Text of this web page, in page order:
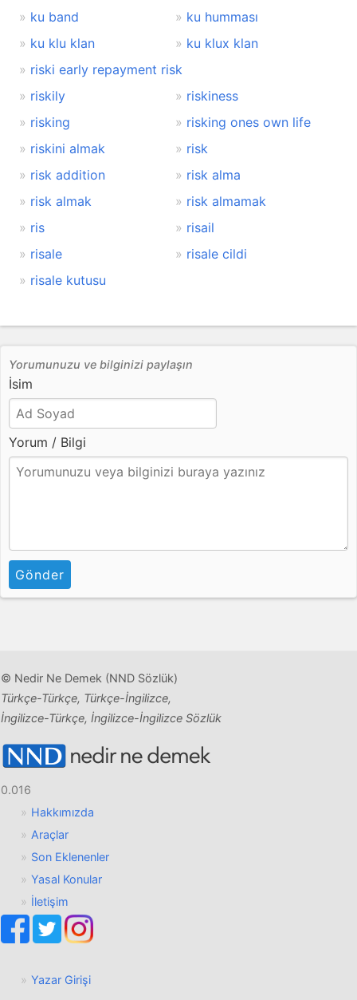
ku band
ku humması
ku klu klan
ku klux klan
riski early repayment risk
riskily
riskiness
risking
risking ones own life
riskini almak
risk
risk addition
risk alma
risk almak
risk almamak
ris
risail
risale
risale cildi
risale kutusu
Yorumunuzu ve bilginizi paylaşın
İsim
Yorum / Bilgi
Gönder
© Nedir Ne Demek (NND Sözlük)
Türkçe-Türkçe, Türkçe-İngilizce,
İngilizce-Türkçe, İngilizce-İngilizce Sözlük
0.016
Hakkımızda
Araçlar
Son Eklenenler
Yasal Konular
İletişim
Yazar Girişi